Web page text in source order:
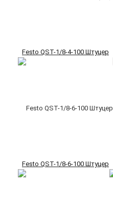
Festo QST-1/8-4-100 Штуцер
Festo QST-1/8-6-100 Штуцер